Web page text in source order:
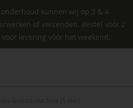
onderhoud kunnen wij op 3 & 4
of verzenden. Bestel vóór 2
levering vóór het weekend.